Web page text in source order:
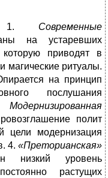
1. Современные
на устаревших
которую приводят в
магические ритуалы.
на принцип
послушания
Модернизированная
полит
цели модернизация
4. «Преторианская»
уровень
растущих